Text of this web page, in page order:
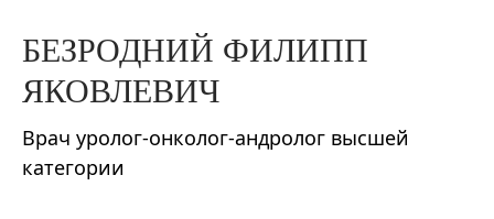
БЕЗРОДНИЙ ФИЛИПП
ЯКОВЛЕВИЧ
Врач уролог-онколог-андролог высшей
категории